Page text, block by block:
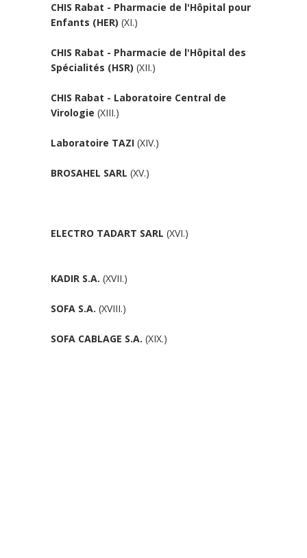
CHIS Rabat - Pharmacie de l'Hôpital pour
Enfants (HER) (XI.)
CHIS Rabat - Pharmacie de l'Hôpital des
Spécialités (HSR) (XII.)
CHIS Rabat - Laboratoire Central de
Virologie (XIII.)
Laboratoire TAZI (XIV.)
BROSAHEL SARL (XV.)
ELECTRO TADART SARL (XVI.)
KADIR S.A. (XVII.)
SOFA S.A. (XVIII.)
SOFA CABLAGE S.A. (XIX.)